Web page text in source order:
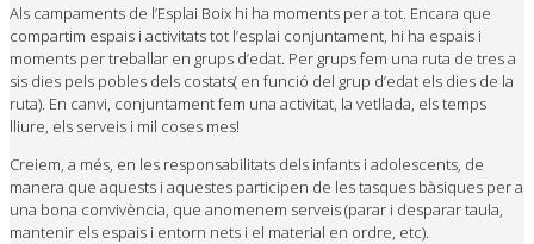
Als campaments de l’Esplai Boix hi ha moments per a tot. Encara que
compartim espais i activitats tot l’esplai conjuntament, hi ha espais i
moments per treballar en grups d’edat. Per grups fem una ruta de tres a
sis dies pels pobles dels costats( en funció del grup d’edat els dies de la
ruta). En canvi, conjuntament fem una activitat, la vetllada, els temps
lliure, els serveis i mil coses mes!
Creiem, a més, en les responsabilitats dels infants i adolescents, de
manera que aquests i aquestes participen de les tasques bàsiques per a
una bona convivència, que anomenem serveis (parar i desparar taula,
mantenir els espais i entorn nets i el material en ordre, etc).